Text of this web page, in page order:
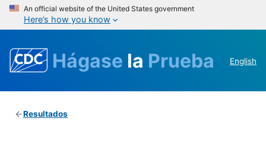
An official website of the United States government
Here’s how you know
Hágase la Prueba English
Resultados